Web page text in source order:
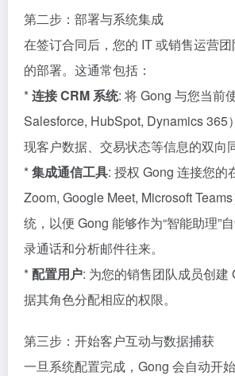
第二步：部署与系统集成
在签订合同后，您的 IT 或销售运营
的部署。这通常包括：
*连接 CRM 系统: 将 Gong 与您当前
Salesforce, HubSpot, Dynamics 365
现客户数据、交易状态等信息的双向
*集成通信工具: 授权 Gong 连接您的
Zoom, Google Meet, Microsoft
统，以便 Gong 能够作为“智能助理”
录通话和分析邮件往来。
*配置用户: 为您的销售团队成员创建
据其角色分配相应的权限。
第三步：开始客户互动与数据捕获
一旦系统配置完成，Gong 会自动开始